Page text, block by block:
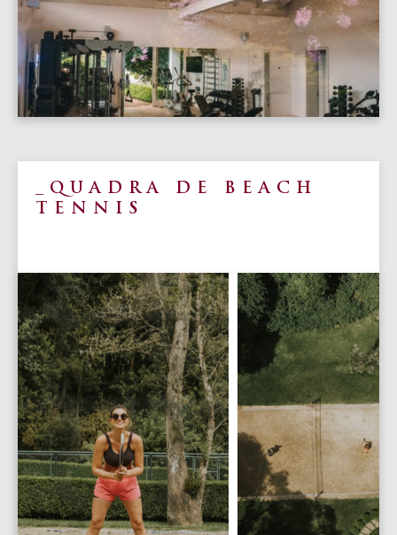
QUADRA DE BEACH
TENNIS